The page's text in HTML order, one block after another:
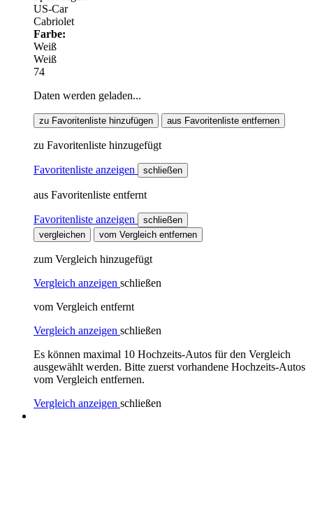
US-Car
Cabriolet
Farbe:
Weiß
Weiß
74
Daten werden geladen...
zu Favoritenliste hinzufügen aus Favoritenliste entfernen
zu Favoritenliste hinzugefügt
Favoritenliste anzeigen schließen
aus Favoritenliste entfernt
Favoritenliste anzeigen
schließen
vergleichen
vom Vergleich entfernen
zum Vergleich hinzugefügt
Vergleich anzeigen schließen
vom Vergleich entfernt
Vergleich anzeigen schließen
Es können maximal 10 Hochzeits-Autos für den Vergleich
ausgewählt werden. Bitte zuerst vorhandene Hochzeits-Autos
vom Vergleich entfernen.
Vergleich anzeigen schließen